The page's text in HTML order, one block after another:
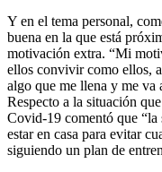
Y en el tema personal,
buena en la que está
motivación extra. “Mi
ellos convivir como ellos,
algo que me llena y me va
Respecto a la situación
Covid-19 comentó que “la
estar en casa para evitar
siguiendo un plan de